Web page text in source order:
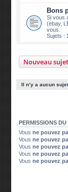
Bons
Si vous
(ebay,
vous.
Sujets :
Nouveau sujet
Il n’y a aucun
PERMISSIONS
Vousne pouvez
Vousne pouvez
Vousne pouvez
Vousne pouvez
Vousne pouvez